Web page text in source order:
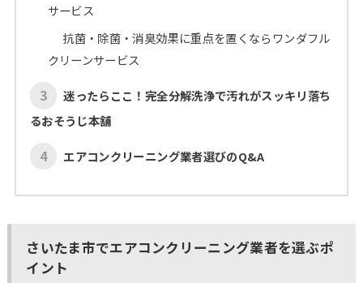
サービス
抗菌・除菌・消臭効果に重点を置くならワンダフル
クリーンサービス
3
迷ったらここ！完全分解洗浄で汚れがスッキリ落ち
るおそうじ本舗
4 エアコンクリーニング業者選びのQ&A
さいたま市でエアコンクリーニング業者を選ぶポ
イント